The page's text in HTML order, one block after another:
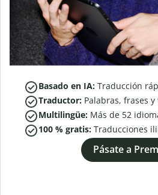
Basado en IA: Traducción
Traductor: Palabras, frases y
Multilingüe: Más de 52
100 % gratis: Traducciones
Pásate a